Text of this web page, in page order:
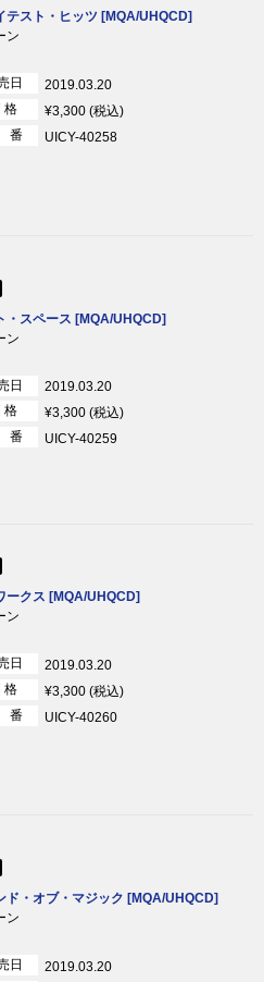
テスト・ヒッツ [MQA/UHQCD]
ン
日
2019.03.20
格
¥3,300 (税込)
番
UICY-40258
・スペース [MQA/UHQCD]
ン
日
2019.03.20
格
¥3,300 (税込)
番
UICY-40259
ークス [MQA/UHQCD]
ン
日
2019.03.20
格
¥3,300 (税込)
番
UICY-40260
ド・オブ・マジック [MQA/UHQCD]
ン
日
2019.03.20